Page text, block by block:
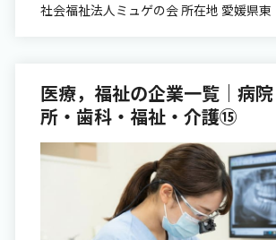
社会福祉法人ミュゲの会 所在地 愛媛県東
医療，福祉の企業一覧｜病
所・歯科・福祉・介護⑮